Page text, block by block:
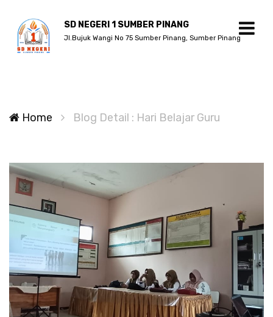
SD NEGERI 1 SUMBER PINANG
Jl.Bujuk Wangi No 75 Sumber Pinang, Sumber Pinang
Home Blog Detail : Hari Belajar Guru